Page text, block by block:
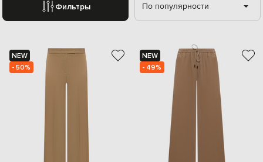
Фильтры По популярности
NEW
- 50%
NEW
- 49%